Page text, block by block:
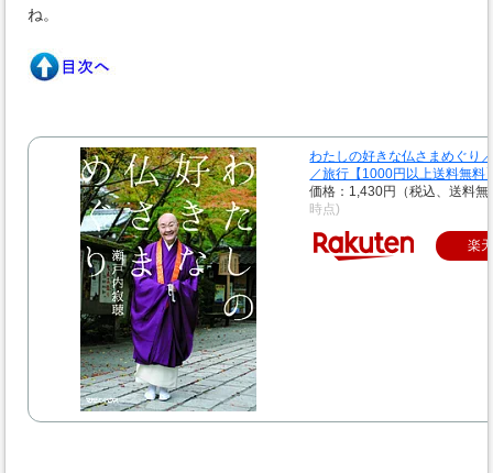
ね。
わたしの好きな仏さまめぐり
／旅行【1000円以上送料無料
価格：1,430円（税込、送料無
時点)
楽